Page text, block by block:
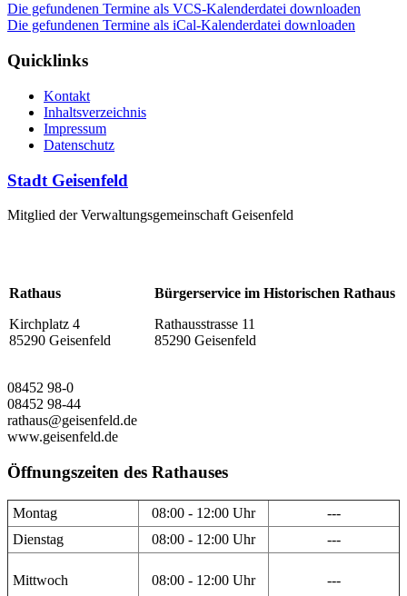
Die gefundenen Termine als VCS-Kalenderdatei downloaden
Die gefundenen Termine als iCal-Kalenderdatei downloaden
Quicklinks
Kontakt
Inhaltsverzeichnis
Impressum
Datenschutz
Stadt Geisenfeld
Mitglied der Verwaltungsgemeinschaft Geisenfeld
Rathaus
Kirchplatz 4
85290 Geisenfeld
Bürgerservice im Historischen Rathaus
Rathausstrasse 11
85290 Geisenfeld
08452 98-0
08452 98-44
rathaus@geisenfeld.de
www.geisenfeld.de
Öffnungszeiten des Rathauses
Montag 08:00 - 12:00 Uhr
---
Dienstag
08:00 - 12:00 Uhr ---
Mittwoch 08:00 - 12:00 Uhr ---